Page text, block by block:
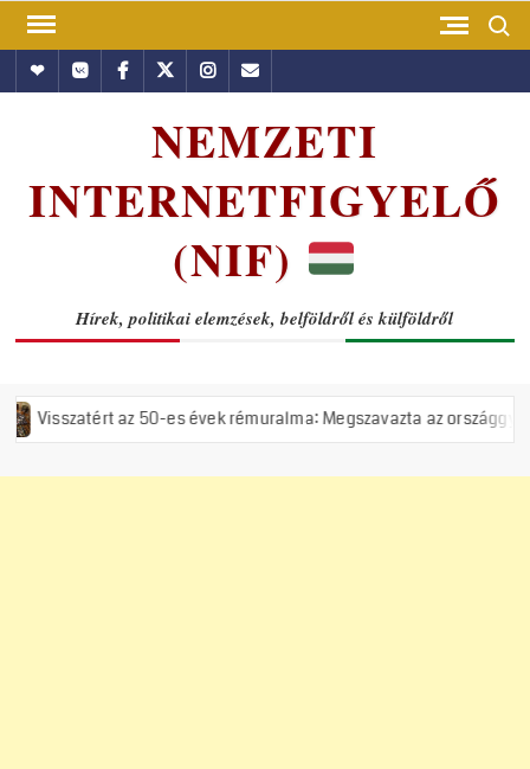
Skip
contentHundubVkontakte
Facebook
TwitterInstagram
Email
NEMZETI
INTERNETFIGYELŐ
(NIF)
Hírek, politikai elemzések, belföldről és külföldről
az 50-es évek rémuralma: Megszavazta az országgyűlés a tiszás